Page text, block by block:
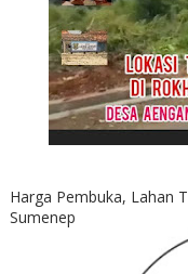
Harga Pembuka, Lahan
Sumenep